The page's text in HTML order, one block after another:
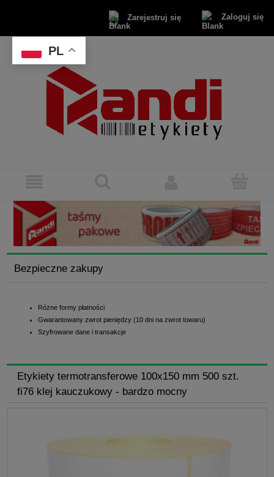
Zarejestruj się Zaloguj się
Bezpieczne zakupy
Różne formy płatności
Gwarantowany zwrot pieniędzy (10 dni na zwrot towaru)
Szyfrowane dane i transakcje
Etykiety termotransferowe 100x150 mm 500 szt.
fi76 klej kauczukowy - bardzo mocny
PL